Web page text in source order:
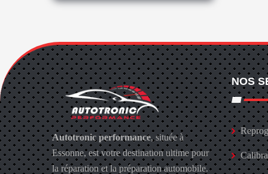
Autotronic performance, située à
Essonne, est votre destination ultime pour
la réparation et la préparation automobile.
NOS